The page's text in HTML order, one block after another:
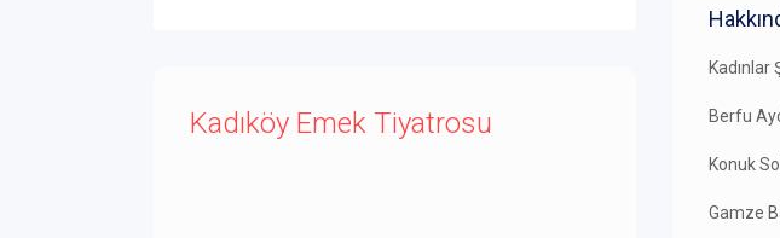
Kadıköy Emek Tiyatrosu
Kadınlar
Berfu
Konuk
Gamze